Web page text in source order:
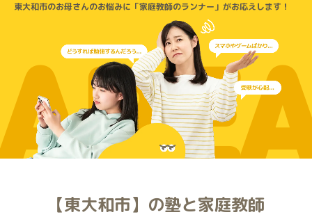
東大和市のお母さんのお悩みに「家庭教師のランナー」がお応えします！
【東大和市】の塾と家庭教師